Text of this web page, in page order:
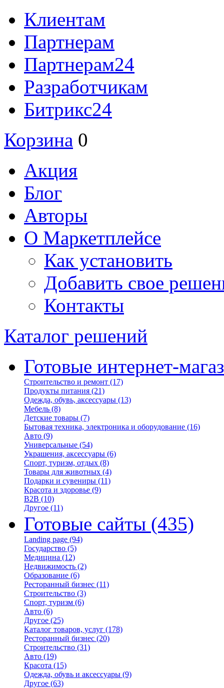
Клиентам
Партнерам
Партнерам24
Разработчикам
Битрикс24
Корзина 0
Акция
Блог
Авторы
О Маркетплейсе
Как установить
Добавить свое
Контакты
Каталог решений
Готовые интернет-
Строительство и ремонт (17)
Продукты питания (21)
Одежда, обувь, аксессуары (13)
Мебель (8)
Детские товары (7)
Бытовая техника, электроника и оборудование (16)
Авто (9)
Универсальные (54)
Украшения, аксессуары (6)
Спорт, туризм, отдых (8)
Товары для животных (4)
Подарки и сувениры (11)
Красота и здоровье (9)
B2B (10)
Другое (11)
Готовые сайты (435)
Landing page (94)
Государство (5)
Медицина (12)
Недвижимость (2)
Образование (6)
Ресторанный бизнес (11)
Строительство (3)
Спорт, туризм (6)
Авто (6)
Другое (25)
Каталог товаров, услуг (178)
Ресторанный бизнес (20)
Строительство (31)
Авто (19)
Красота (15)
Одежда, обувь и аксессуары (9)
Другое (63)